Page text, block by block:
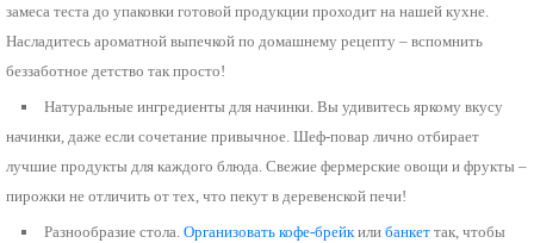
замеса теста до упаковки готовой продукции проходит на нашей кухне.
Насладитесь ароматной выпечкой по домашнему рецепту – вспомнить
беззаботное детство так просто!
Натуральные ингредиенты для начинки.Вы удивитесь яркому вкусу
начинки, даже если сочетание привычное. Шеф-повар лично отбирает
лучшие продукты для каждого блюда. Свежие фермерские овощи и фрукты –
пирожки не отличить от тех, что пекут в деревенской печи!
Разнообразие стола.Организовать кофе-брейк илибанкет так, чтобы